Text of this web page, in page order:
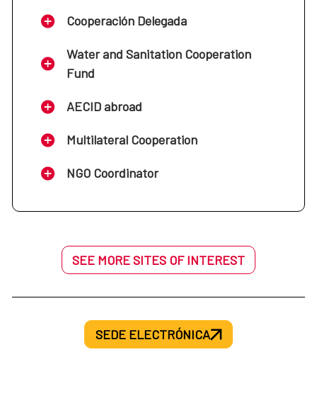
Cooperación Delegada
Water and Sanitation Cooperation
Fund
AECID abroad
Multilateral Cooperation
NGO Coordinator
SEE MORE SITES OF INTEREST
SEDE ELECTRÓNICA